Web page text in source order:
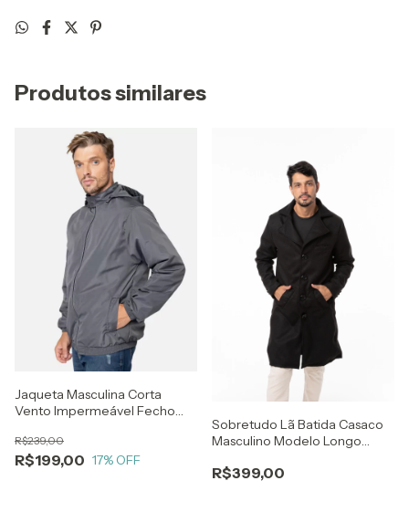
Produtos similares
Jaqueta Masculina Corta
Vento Impermeável Fecho
R$199,00
R$239,00
17% OFF
Sobretudo Lã Batida Casaco
Masculino Modelo Longo
R$399,00